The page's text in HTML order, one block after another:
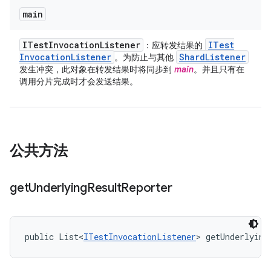
main
ITestInvocationListener ：应转发结果的
ITest
InvocationListener 。为防止与其他 ShardListener
发生冲突，此对象在转发结果时将同步到 main。并且只有在
调用分片完成时才会发送结果。
公共方法
getUnderlyingResultReporter
public List<ITestInvocationListener>